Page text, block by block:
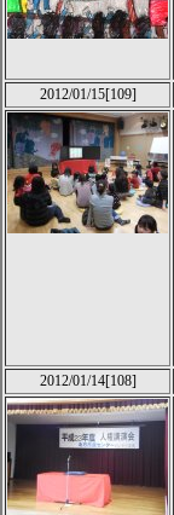
2012/01/15[109]
2012/01/14[108]